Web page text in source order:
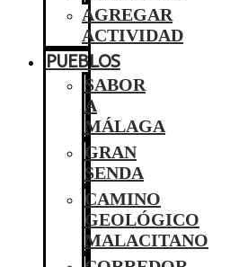
AGREGAR
ACTIVIDAD
PUEBLOS
SABOR
A
MÁLAGA
GRAN
SENDA
CAMINO
GEOLÓGICO
MALACITANO